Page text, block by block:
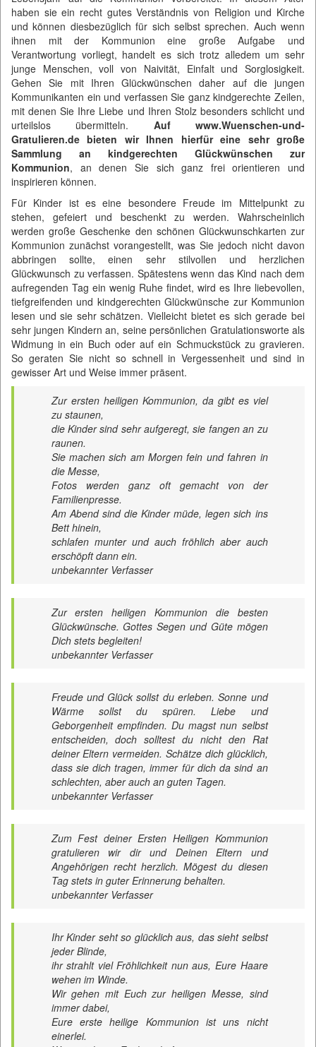
haben sie ein recht gutes Verständnis von Religion und Kirche
und können diesbezüglich für sich selbst sprechen. Auch wenn
ihnen mit der Kommunion eine große Aufgabe und
Verantwortung vorliegt, handelt es sich trotz alledem um sehr
junge Menschen, voll von Naivität, Einfalt und Sorglosigkeit.
Gehen Sie mit Ihren Glückwünschen daher auf die jungen
Kommunikanten ein und verfassen Sie ganz kindgerechte Zeilen,
mit denen Sie Ihre Liebe und Ihren Stolz besonders schlicht und
urteilslos übermitteln. Auf www.Wuenschen-und-
Gratulieren.de bieten wir Ihnen hierfür eine sehr große
Sammlung an kindgerechten Glückwünschen zur
Kommunion, an denen Sie sich ganz frei orientieren und
inspirieren können.
Für Kinder ist es eine besondere Freude im Mittelpunkt zu
stehen, gefeiert und beschenkt zu werden. Wahrscheinlich
werden große Geschenke den schönen Glückwunschkarten zur
Kommunion zunächst vorangestellt, was Sie jedoch nicht davon
abbringen sollte, einen sehr stilvollen und herzlichen
Glückwunsch zu verfassen. Spätestens wenn das Kind nach dem
aufregenden Tag ein wenig Ruhe findet, wird es Ihre liebevollen,
tiefgreifenden und kindgerechten Glückwünsche zur Kommunion
lesen und sie sehr schätzen. Vielleicht bietet es sich gerade bei
sehr jungen Kindern an, seine persönlichen Gratulationsworte als
Widmung in ein Buch oder auf ein Schmuckstück zu gravieren.
So geraten Sie nicht so schnell in Vergessenheit und sind in
gewisser Art und Weise immer präsent.
Zur ersten heiligen Kommunion, da gibt es viel
zu staunen,
die Kinder sind sehr aufgeregt, sie fangen an zu
raunen.
Sie machen sich am Morgen fein und fahren in
die Messe,
Fotos werden ganz oft gemacht von der
Familienpresse.
Am Abend sind die Kinder müde, legen sich ins
Bett hinein,
schlafen munter und auch fröhlich aber auch
erschöpft dann ein.
unbekannter Verfasser
Zur ersten heiligen Kommunion die besten
Glückwünsche. Gottes Segen und Güte mögen
Dich stets begleiten!
unbekannter Verfasser
Freude und Glück sollst du erleben. Sonne und
Wärme sollst du spüren. Liebe und
Geborgenheit empfinden. Du magst nun selbst
entscheiden, doch solltest du nicht den Rat
deiner Eltern vermeiden. Schätze dich glücklich,
dass sie dich tragen, immer für dich da sind an
schlechten, aber auch an guten Tagen.
unbekannter Verfasser
Zum Fest deiner Ersten Heiligen Kommunion
gratulieren wir dir und Deinen Eltern und
Angehörigen recht herzlich. Mögest du diesen
Tag stets in guter Erinnerung behalten.
unbekannter Verfasser
Ihr Kinder seht so glücklich aus, das sieht selbst
jeder Blinde,
ihr strahlt viel Fröhlichkeit nun aus, Eure Haare
wehen im Winde.
Wir gehen mit Euch zur heiligen Messe, sind
immer dabei,
Eure erste heilige Kommunion ist uns nicht
einerlei.